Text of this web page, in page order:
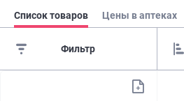
Список товаров Цены в аптеках
Фильтр